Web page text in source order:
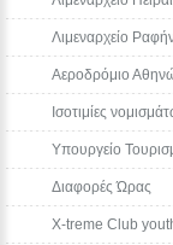
Λιμεναρχείο
Αεροδρόμιο
Ισοτιμίες
Υπουργείο
Διαφορές Ώρας
Χ-treme Club